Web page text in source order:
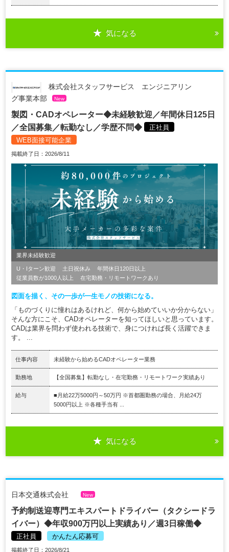
気になる
株式会社スタッフサービス エンジニアリン
グ事業本部
New
製図・CADオペレーター◆未経験歓迎／年間休日125日
／全国募集／転勤なし／学歴不問◆
正社員
WEB面接可能企業
掲載終了日：2026/8/11
業界未経験歓迎
U・Iターン歓迎 土日祝休み
年間休日120日以上
従業員数が1000人以上
在宅勤務・リモートワークあり
図面を描く、その一歩が一生モノの技術になる。
「ものづくりに憧れはあるけれど、何から始めていいか分からない」
そんな方にこそ、CADオペレーターを知ってほしいと思っています。
CADは業界を問わず使われる技術で、身につければ長く活躍できま
す。 ...
仕事内容 未経験から始めるCADオペレーター業務
勤務地 【全国募集】転勤なし・在宅勤務・リモートワーク実績あり
給与
■月給22万5000円～50万円 ※首都圏勤務の場合、月給24万
5000円以上 ※各種手当有 ...
気になる
日本交通株式会社 New
予約制送迎専門エキスパートドライバー（タクシードラ
イバー）◆年収900万円以上実績あり／週3日稼働◆
正社員 かんたん応募可
掲載終了日：2026/8/21